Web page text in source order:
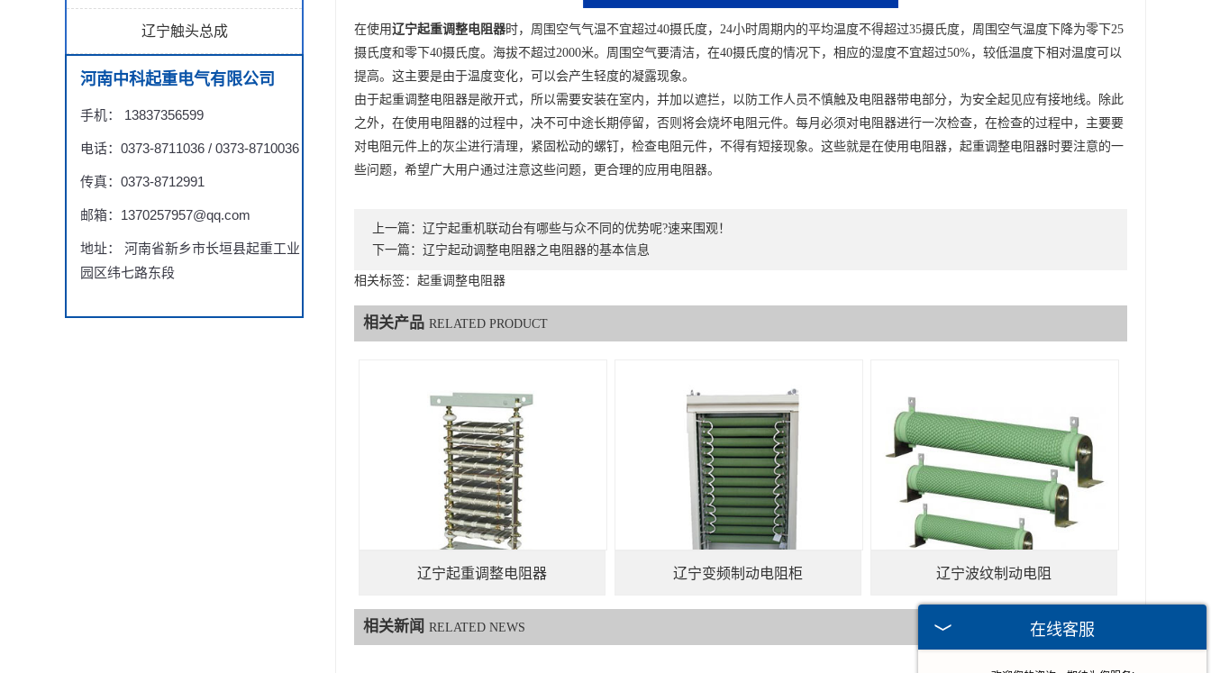
辽宁触头总成
河南中科起重电气有限公司
手机： 13837356599
电话：0373-8711036 / 0373-8710036
传真：0373-8712991
邮箱：1370257957@qq.com
地址： 河南省新乡市长垣县起重工业
园区纬七路东段
在使用辽宁起重调整电阻器时，周围空气气温不宜超过40摄氏度，24小时周期内的平均温度不得超过35摄氏度，周围空气温度下降为零下25
摄氏度和零下40摄氏度。海拔不超过2000米。周围空气要清洁，在40摄氏度的情况下，相应的湿度不宜超过50%，较低温度下相对温度可以
提高。这主要是由于温度变化，可以会产生轻度的凝露现象。
由于起重调整电阻器是敞开式，所以需要安装在室内，并加以遮拦，以防工作人员不慎触及电阻器带电部分，为安全起见应有接地线。除此
之外，在使用电阻器的过程中，决不可中途长期停留，否则将会烧坏电阻元件。每月必须对电阻器进行一次检查，在检查的过程中，主要要
对电阻元件上的灰尘进行清理，紧固松动的螺钉，检查电阻元件，不得有短接现象。这些就是在使用电阻器，起重调整电阻器时要注意的一
些问题，希望广大用户通过注意这些问题，更合理的应用电阻器。
上一篇： 辽宁起重机联动台有哪些与众不同的优势呢?速来围观！
下一篇： 辽宁起动调整电阻器之电阻器的基本信息
相关标签：起重调整电阻器
相关产品 RELATED PRODUCT
辽宁起重调整电阻器 辽宁变频制动电阻柜 辽宁波纹制动电阻
相关新闻 RELATED NEWS 在线客服